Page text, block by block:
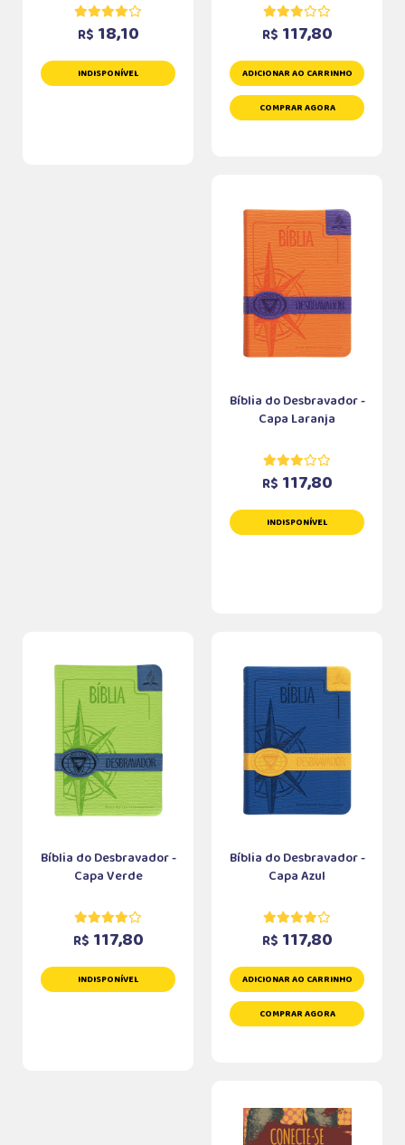
R$ 18,10
INDISPONÍVEL
R$ 117,80
ADICIONAR AO CARRINHO
COMPRAR AGORA
Bíblia do Desbravador -
Capa Laranja
R$ 117,80
INDISPONÍVEL
Bíblia do Desbravador -
Capa Verde
R$ 117,80
INDISPONÍVEL
Bíblia do Desbravador -
Capa Azul
R$ 117,80
ADICIONAR AO CARRINHO
COMPRAR AGORA